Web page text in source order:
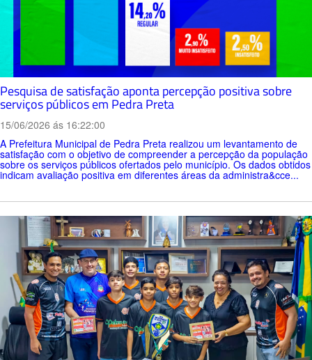
Pesquisa de satisfação aponta percepção positiva sobre
serviços públicos em Pedra Preta
15/06/2026 ás 16:22:00
A Prefeitura Municipal de Pedra Preta realizou um levantamento de
satisfação com o objetivo de compreender a percepção da população
sobre os serviços públicos ofertados pelo município. Os dados obtidos
indicam avaliação positiva em diferentes áreas da administra&cce...